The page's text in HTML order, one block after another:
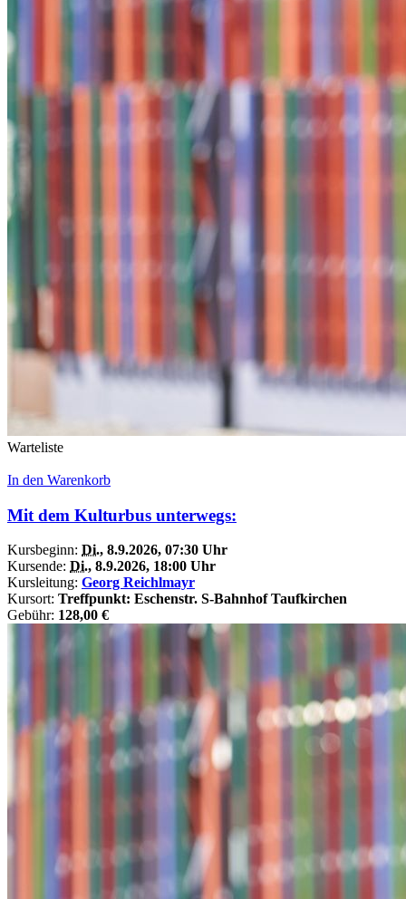
Warteliste
In den Warenkorb
Mit dem Kulturbus unterwegs:
Kursbeginn: Di., 8.9.2026, 07:30 Uhr
Kursende: Di., 8.9.2026, 18:00 Uhr
Kursleitung: Georg Reichlmayr
Kursort: Treffpunkt: Eschenstr. S-Bahnhof Taufkirchen
Gebühr: 128,00 €